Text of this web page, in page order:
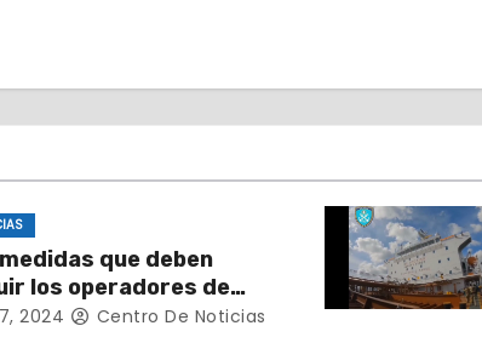
que deben
los operadores de
ante la alerta
por el virus Mpox
2024
Centro De Noticias